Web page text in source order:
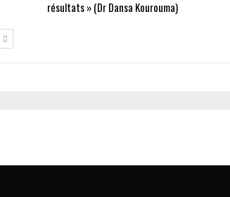
résultats » (Dr Dansa Kourouma)